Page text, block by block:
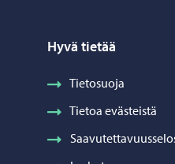
Hyvä tietää
Tietosuoja
Tietoa evästeistä